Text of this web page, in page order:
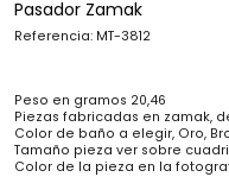
Pasador Zamak
Referencia: MT-3812
Peso en gramos 20,46
Piezas fabricadas en zamak,
Color de baño a elegir, Oro,
Tamaño pieza ver sobre
Color de la pieza en la